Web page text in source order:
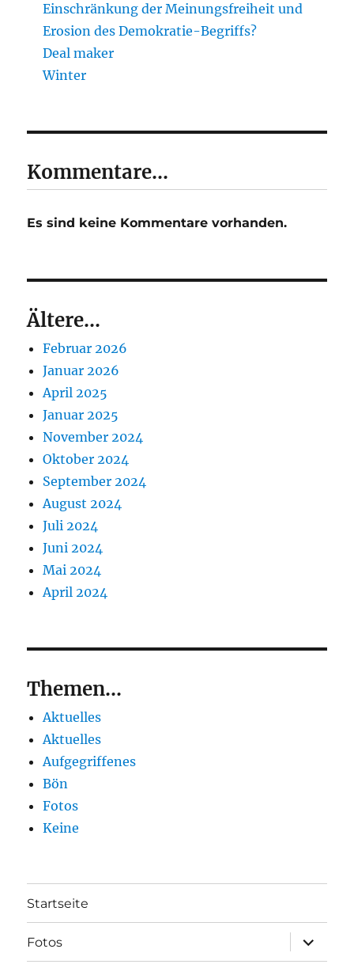
Einschränkung der Meinungsfreiheit und
Erosion des Demokratie-Begriffs?
Deal maker
Winter
Kommentare...
Es sind keine Kommentare vorhanden.
Ältere...
Februar 2026
Januar 2026
April 2025
Januar 2025
November 2024
Oktober 2024
September 2024
August 2024
Juli 2024
Juni 2024
Mai 2024
April 2024
Themen...
Aktuelles
Aktuelles
Aufgegriffenes
Bön
Fotos
Keine
Startseite
Fotos
öffnen